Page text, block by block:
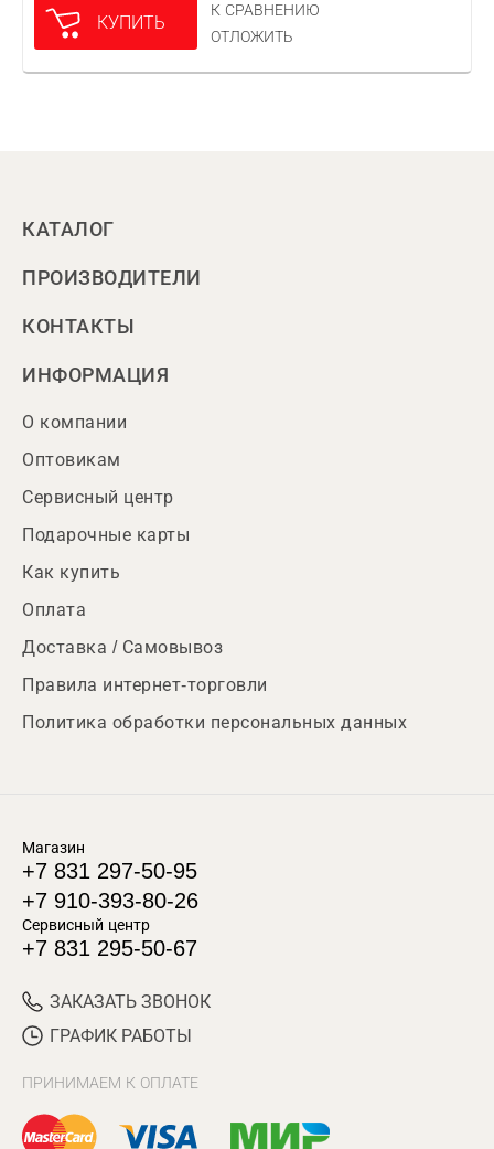
КУПИТЬ
К СРАВНЕНИЮ
ОТЛОЖИТЬ
КАТАЛОГ
ПРОИЗВОДИТЕЛИ
КОНТАКТЫ
ИНФОРМАЦИЯ
О компании
Оптовикам
Сервисный центр
Подарочные карты
Как купить
Оплата
Доставка / Самовывоз
Правила интернет-торговли
Политика обработки персональных данных
Магазин
+7 831 297-50-95
+7 910-393-80-26
Сервисный центр
+7 831 295-50-67
ЗАКАЗАТЬ ЗВОНОК
ГРАФИК РАБОТЫ
ПРИНИМАЕМ К ОПЛАТЕ